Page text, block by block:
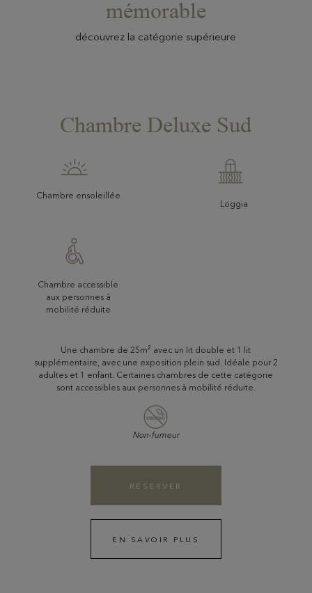
mémorable
découvrez la catégorie supérieure
Chambre Deluxe Sud
Chambre ensoleillée
Loggia
Chambre accessible
aux personnes à
mobilité réduite
Une chambre de 25m² avec un lit double et 1 lit
supplémentaire, avec une exposition plein sud. Idéale pour 2
adultes et 1 enfant. Certaines chambres de cette catégorie
sont accessibles aux personnes à mobilité réduite.
Non-fumeur
RÉSERVER
EN SAVOIR PLUS